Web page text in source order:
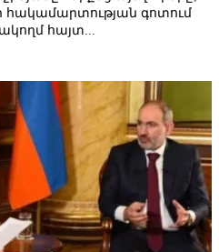
հակամարտության գոտում
հայտ...